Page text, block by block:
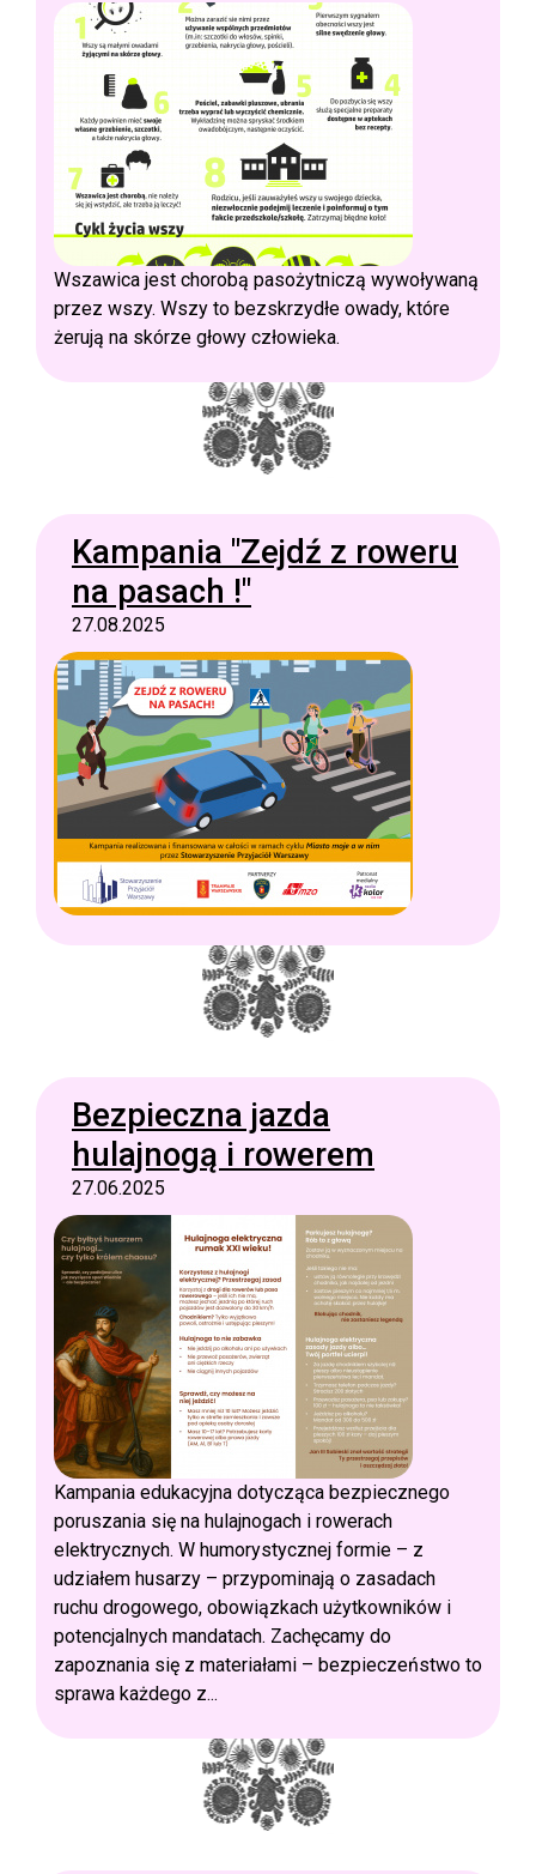
Wszawica jest chorobą pasożytniczą wywoływaną
przez wszy. Wszy to bezskrzydłe owady, które
żerują na skórze głowy człowieka.
Kampania "Zejdź z roweru
na pasach !"
27.08.2025
Bezpieczna jazda
hulajnogą i rowerem
27.06.2025
Kampania edukacyjna dotycząca bezpiecznego
poruszania się na hulajnogach i rowerach
elektrycznych. W humorystycznej formie – z
udziałem husarzy – przypominają o zasadach
ruchu drogowego, obowiązkach użytkowników i
potencjalnych mandatach. Zachęcamy do
zapoznania się z materiałami – bezpieczeństwo to
sprawa każdego z...